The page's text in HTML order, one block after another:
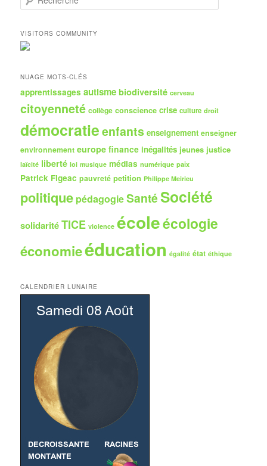
e
h
e
r
h
VISITORS COMMUNITY
NUAGE MOTS-CLÉS
apprentissages autisme biodiversité cerveau
citoyenneté collège conscience crise culture droit
démocratieenfants enseignement enseigner
environnement europe finance inégalités jeunes justice
laïcité liberté loi musique médias numérique paix
Patrick Figeac pauvreté petition Philippe Meirieu
politique pédagogieSantéSociété
solidaritéTICE violence écoleécologie
économieéducation égalité état éthique
CALENDRIER LUNAIRE